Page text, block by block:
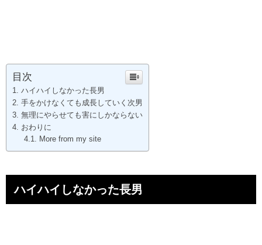
目次
ハイハイしなかった長男
手をかけなくても成長していく次男
無理にやらせても害にしかならない
おわりに
More from my site
ハイハイしなかった長男